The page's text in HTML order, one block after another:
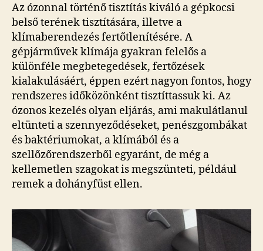
Az ózonnal történő tisztítás kiváló a gépkocsi
belső terének tisztítására, illetve a
klímaberendezés fertőtlenítésére. A
gépjárművek klímája gyakran felelős a
különféle megbetegedések, fertőzések
kialakulásáért, éppen ezért nagyon fontos, hogy
rendszeres időközönként tisztíttassuk ki. Az
ózonos kezelés olyan eljárás, ami makulátlanul
eltünteti a szennyeződéseket, penészgombákat
és baktériumokat, a klímából és a
szellőzőrendszerből egyaránt, de még a
kellemetlen szagokat is megszünteti, például
remek a dohányfüst ellen.